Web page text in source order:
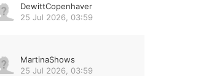
DewittCopenhaver
25 Jul 2026, 03:59
MartinaShows
25 Jul 2026, 03:59